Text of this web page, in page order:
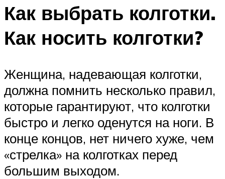
Как выбрать колготки.
Как носить колготки?
Женщина, надевающая колготки,
должна помнить несколько правил,
которые гарантируют, что колготки
быстро и легко оденутся на ноги. В
конце концов, нет ничего хуже, чем
«стрелка» на колготках перед
большим выходом.